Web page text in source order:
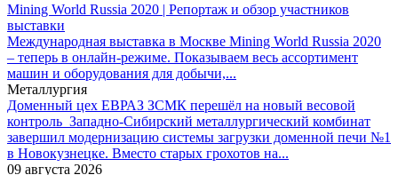
Mining World Russia 2020 | Репортаж и обзор участников
выставки
Международная выставка в Москве Mining World Russia 2020
– теперь в онлайн-режиме. Показываем весь ассортимент
машин и оборудования для добычи,...
Металлургия
Доменный цех ЕВРАЗ ЗСМК перешёл на новый весовой
контроль Западно-Сибирский металлургический комбинат
завершил модернизацию системы загрузки доменной печи №1
в Новокузнецке. Вместо старых грохотов на...
09 августа 2026